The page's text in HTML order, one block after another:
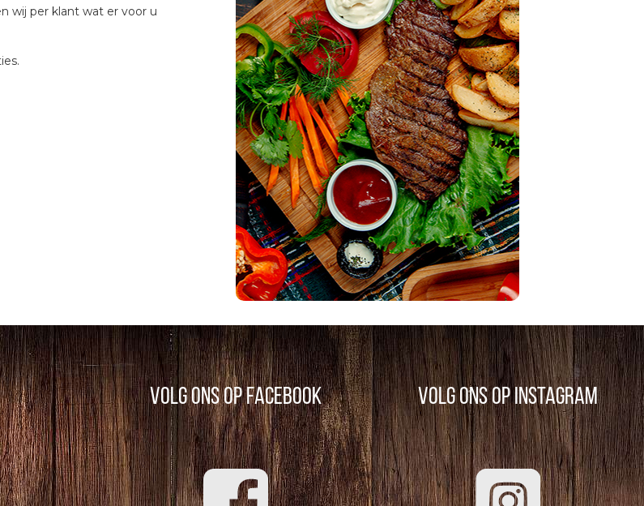
wij per klant wat er voor u
Volg ons op Facebook Volg ons op Instagram